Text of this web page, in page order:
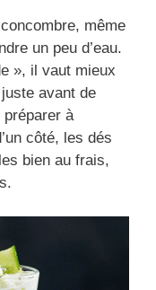
même
un peu d’eau.
», il vaut mieux
avant de
à
côté, les dés
bien au frais,